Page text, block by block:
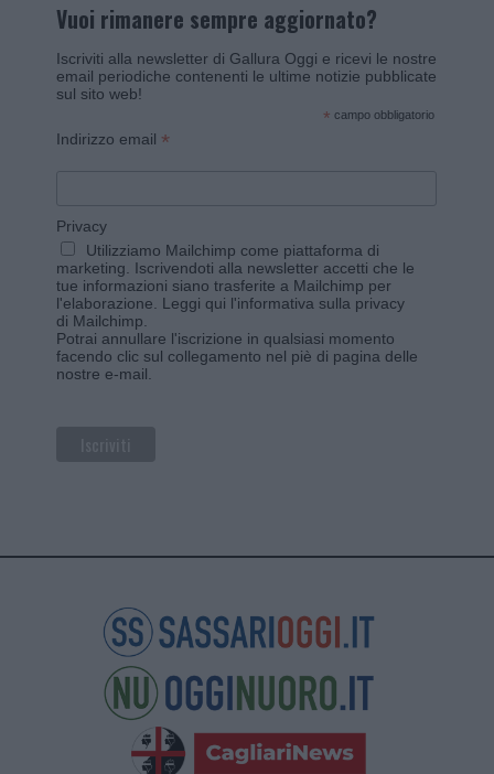
Vuoi rimanere sempre aggiornato?
Iscriviti alla newsletter di Gallura Oggi e ricevi le nostre
email periodiche contenenti le ultime notizie pubblicate
sul sito web!
* campo obbligatorio
Indirizzo email *
Privacy
Utilizziamo Mailchimp come piattaforma di
marketing. Iscrivendoti alla newsletter accetti che le
tue informazioni siano trasferite a Mailchimp per
l'elaborazione. Leggi qui l'informativa sulla privacy
di Mailchimp.
Potrai annullare l'iscrizione in qualsiasi momento
facendo clic sul collegamento nel piè di pagina delle
nostre e-mail.